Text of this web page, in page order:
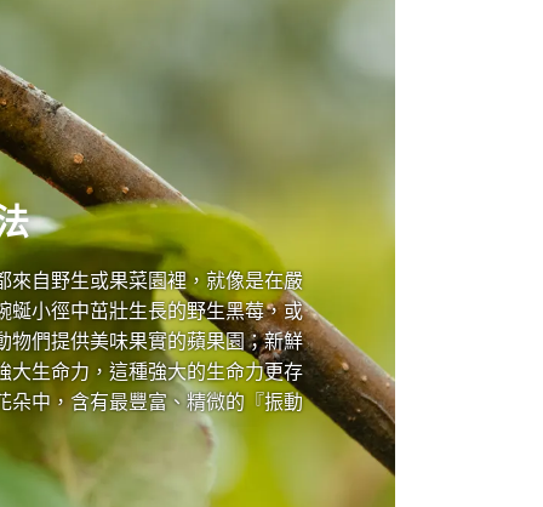
來自野生或果菜園裡，就像是在嚴
蜒小徑中茁壯生長的野生黑莓，或
物們提供美味果實的蘋果園；新鮮
大生命力，這種強大的生命力更存
朵中，含有最豐富、精微的『振動